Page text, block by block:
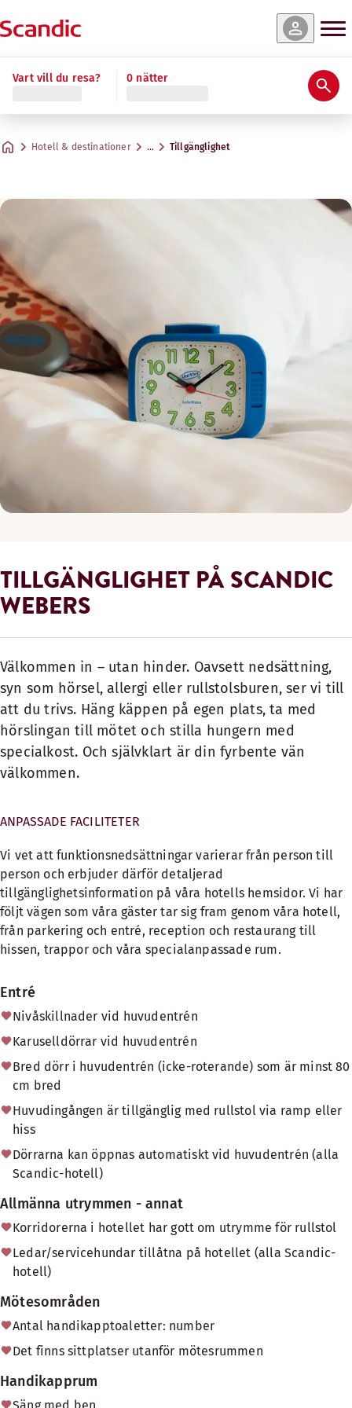
Vart vill du resa? 0 nätter
Hotell & destinationer … Tillgänglighet
TILLGÄNGLIGHET PÅ SCANDIC
WEBERS
Välkommen in – utan hinder. Oavsett nedsättning,
syn som hörsel, allergi eller rullstolsburen, ser vi till
att du trivs. Häng käppen på egen plats, ta med
hörslingan till mötet och stilla hungern med
specialkost. Och självklart är din fyrbente vän
välkommen.
ANPASSADE FACILITETER
Vi vet att funktionsnedsättningar varierar från person till
person och erbjuder därför detaljerad
tillgänglighetsinformation på våra hotells hemsidor. Vi har
följt vägen som våra gäster tar sig fram genom våra hotell,
från parkering och entré, reception och restaurang till
hissen, trappor och våra specialanpassade rum.
Entré
Nivåskillnader vid huvudentrén
Karuselldörrar vid huvudentrén
Bred dörr i huvudentrén (icke-roterande) som är minst 80
cm bred
Huvudingången är tillgänglig med rullstol via ramp eller
hiss
Dörrarna kan öppnas automatiskt vid huvudentrén (alla
Scandic-hotell)
Allmänna utrymmen - annat
Korridorerna i hotellet har gott om utrymme för rullstol
Ledar/servicehundar tillåtna på hotellet (alla Scandic-
hotell)
Mötesområden
Antal handikapptoaletter: number
Det finns sittplatser utanför mötesrummen
Handikapprum